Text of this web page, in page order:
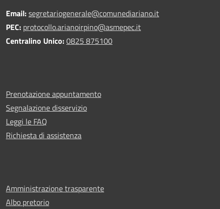
Email:segretariogenerale@comunediariano.it
PEC: protocollo.arianoirpino@asmepec.it
Centralino Unico:0825 875100
Prenotazione appuntamento
Segnalazione disservizio
Leggi le FAQ
Richiesta di assistenza
Amministrazione trasparente
Albo pretorio